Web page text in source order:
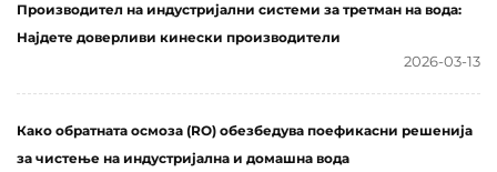
Производител на индустријални системи за третман на вода:
Најдете доверливи кинески производители
2026-03-13
Како обратната осмоза (RO) обезбедува поефикасни решенија
за чистење на индустријална и домашна вода